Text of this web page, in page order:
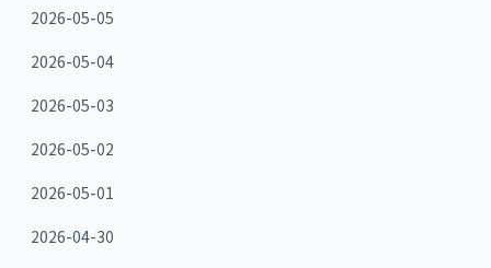
2026-05-05
2026-05-04
2026-05-03
2026-05-02
2026-05-01
2026-04-30